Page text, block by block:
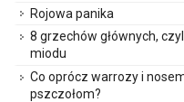
Rojowa panika
8 grzechów głównych,
miodu
Co oprócz warrozy i
pszczołom?